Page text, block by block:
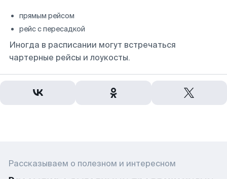
прямым рейсом
рейс с пересадкой
Иногда в расписании могут встречаться
чартерные рейсы и лоукосты.
Рассказываем о полезном и интересном